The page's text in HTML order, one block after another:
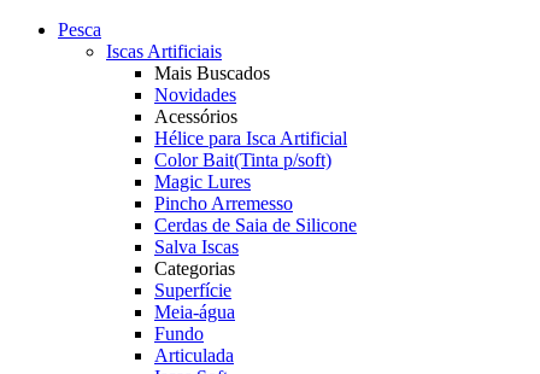
Pesca
Iscas Artificiais
Mais Buscados
Novidades
Acessórios
Hélice para Isca Artificial
Color Bait(Tinta p/soft)
Magic Lures
Pincho Arremesso
Cerdas de Saia de Silicone
Salva Iscas
Categorias
Superfície
Meia-água
Fundo
Articulada